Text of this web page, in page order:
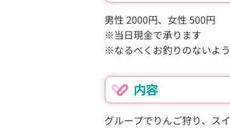
男性 2000円、女性 500円
※当日現金で承ります
※なるべくお釣りのないよ
内容
グループでりんご狩り、ス